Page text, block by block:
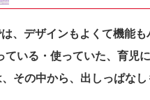
、デザインもよくて機能
ている・使っていた、育児
その中から、出しっぱな